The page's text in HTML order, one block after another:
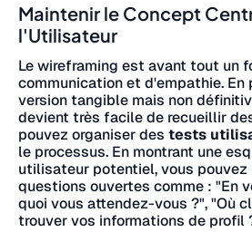
Maintenir le Concept
l'Utilisateur
Le wireframing est avant tout un
communication et d'empathie. En
version tangible mais non
devient très facile de recueillir
pouvez organiser des tests
le processus. En montrant une
utilisateur potentiel, vous pouvez
questions ouvertes comme : "En
quoi vous attendez-vous ?", "Où
trouver vos informations de profil